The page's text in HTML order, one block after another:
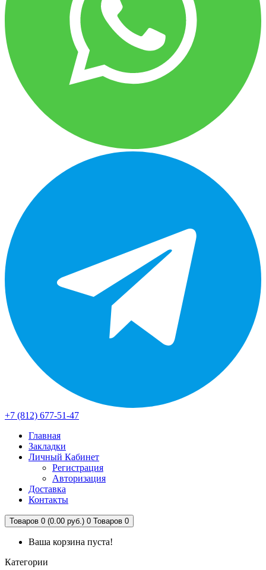
+7 (812) 677-51-47
Главная
Закладки
Личный Кабинет
Регистрация
Авторизация
Доставка
Контакты
Товаров 0 (0.00 руб.) 0 Товаров 0
Ваша корзина пуста!
Категории